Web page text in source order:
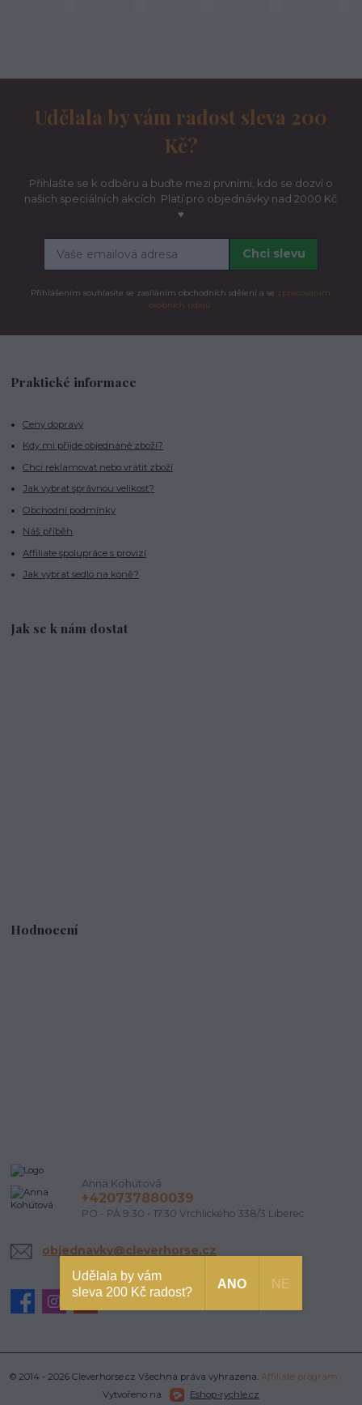
Udělala by vám radost sleva 200
Kč?
Přihlašte se k odběru a buďte mezi prvními, kdo se dozví o
našich speciálních akcích. Platí pro objednávky nad 2000 Kč
♥
Chci slevu
Přihlášením souhlasíte se zasíláním obchodních sdělení a se
zpracováním
osobních údajů.
Praktické informace
Ceny dopravy
Kdy mi přijde objednané zboží?
Chci reklamovat nebo vrátit zboží
Jak vybrat správnou velikost?
Obchodní podmínky
Náš příběh
Affiliate spolupráce s provizí
Jak vybrat sedlo na koně?
Jak se k nám dostat
Hodnocení
Anna Kohútová
+420737880039
PO - PÁ 9.30 - 17.30 Vrchlického 338/3 Liberec
objednavky@cleverhorse.cz
© 2014 - 2026 Cleverhorse.cz Všechna práva vyhrazena. Affiliate program
Vytvořeno na
Eshop-rychle.cz
Udělala by vám
sleva 200 Kč radost?
ANO NE